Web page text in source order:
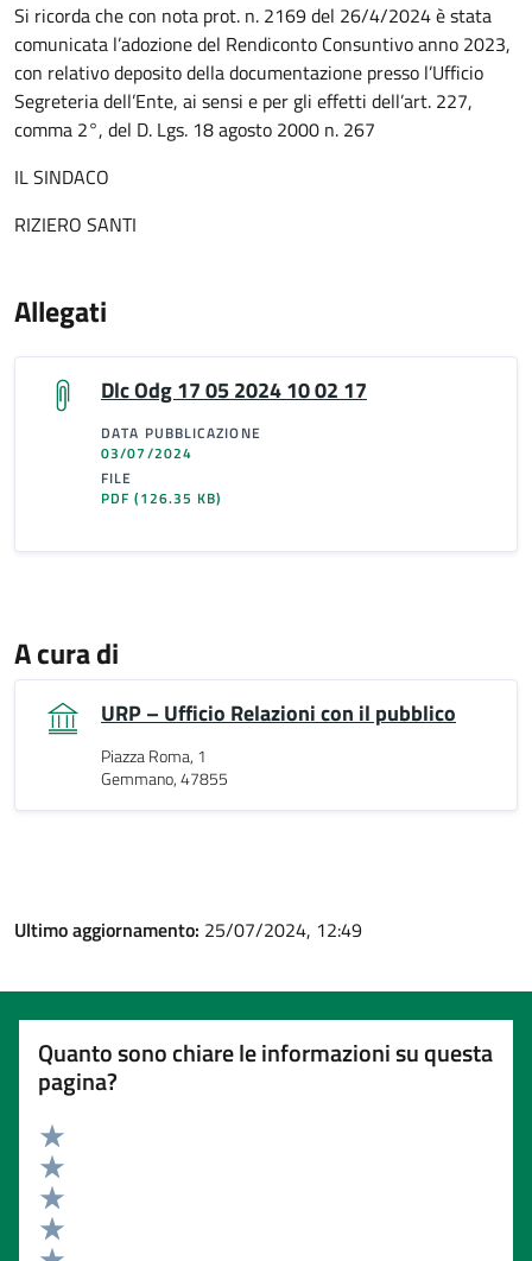
Si ricorda che con nota prot. n. 2169 del 26/4/2024 è stata
comunicata l’adozione del Rendiconto Consuntivo anno 2023,
con relativo deposito della documentazione presso l’Ufficio
Segreteria dell’Ente, ai sensi e per gli effetti dell’art. 227,
comma 2°, del D. Lgs. 18 agosto 2000 n. 267
IL SINDACO
RIZIERO SANTI
Allegati
Dlc Odg 17 05 2024 10 02 17
DATA PUBBLICAZIONE
03/07/2024
FILE
PDF(126.35 KB)
A cura di
URP – Ufficio Relazioni con il pubblico
Piazza Roma, 1
Gemmano, 47855
Ultimo aggiornamento: 25/07/2024, 12:49
Quanto sono chiare le informazioni su questa
pagina?
Valuta 5 stelle su 5
Valuta 4 stelle su 5
Valuta 3 stelle su 5